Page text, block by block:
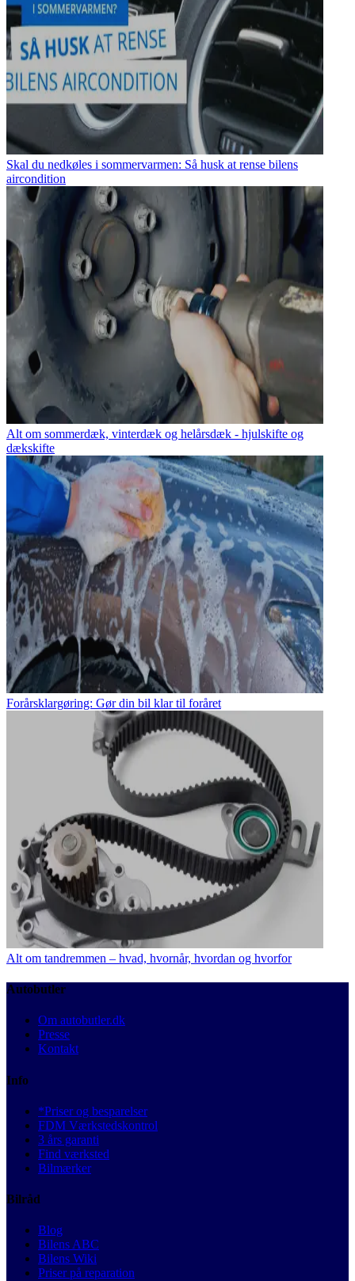
Skal du nedkøles i sommervarmen: Så husk at rense bilens
aircondition
Alt om sommerdæk, vinterdæk og helårsdæk - hjulskifte og
dækskifte
Forårsklargøring: Gør din bil klar til foråret
Alt om tandremmen – hvad, hvornår, hvordan og hvorfor
Autobutler
Om autobutler.dk
Presse
Kontakt
Info
*Priser og besparelser
FDM Værkstedskontrol
3 års garanti
Find værksted
Bilmærker
Bilråd
Blog
Bilens ABC
Bilens Wiki
Priser på reparation